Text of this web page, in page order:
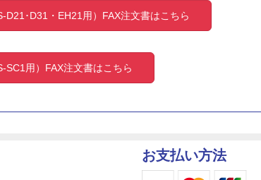
D21･D31・EH21用）FAX注文書はこちら
SC1用）FAX注文書はこちら
お支払い方法